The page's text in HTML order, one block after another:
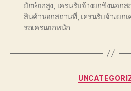
ยักษ์ยกสูง เครนรับจ้างยกขิงนอกส
สินค้านอกสถานที่ เครนรับจ้างยก
รถเครนยกหนัก